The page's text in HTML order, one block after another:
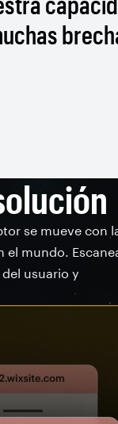
se mueve con
el mundo.
usuario y